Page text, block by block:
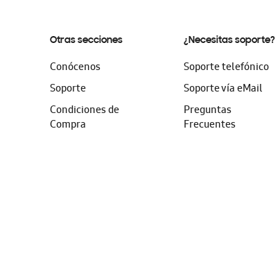
Otras secciones
Conócenos
Soporte
Condiciones de
Compra
¿Necesitas soporte?
Soporte telefónico
Soporte vía eMail
Preguntas
Frecuentes